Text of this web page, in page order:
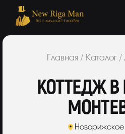
Главная / Каталог /
КОТТЕДЖ В